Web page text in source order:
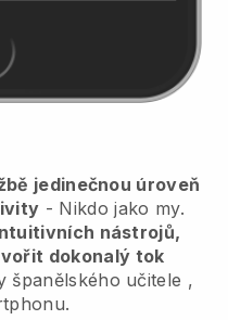
jedinečnou úroveň
- Nikdo jako my.
nástrojů,
dokonalý tok
španělského učitele ,